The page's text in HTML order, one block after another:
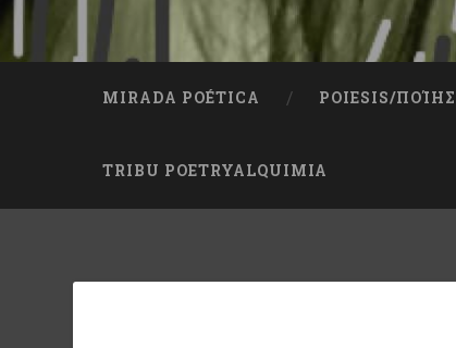
MIRADA POÉTICA POIESIS/
TRIBU POETRYALQUIMIA